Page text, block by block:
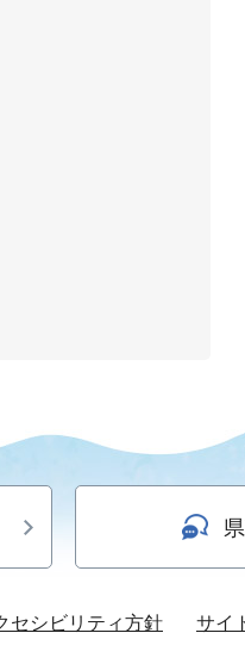
セシビリティ方針 サイ